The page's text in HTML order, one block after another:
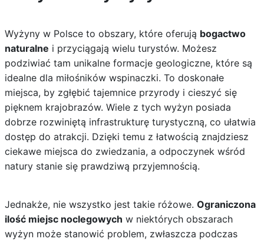
Wyżyny w Polsce to obszary, które oferują bogactwo
naturalne i przyciągają wielu turystów. Możesz
podziwiać tam unikalne formacje geologiczne, które są
idealne dla miłośników wspinaczki. To doskonałe
miejsca, by zgłębić tajemnice przyrody i cieszyć się
pięknem krajobrazów. Wiele z tych wyżyn posiada
dobrze rozwiniętą infrastrukturę turystyczną, co ułatwia
dostęp do atrakcji. Dzięki temu z łatwością znajdziesz
ciekawe miejsca do zwiedzania, a odpoczynek wśród
natury stanie się prawdziwą przyjemnością.
Jednakże, nie wszystko jest takie różowe. Ograniczona
ilość miejsc noclegowych w niektórych obszarach
wyżyn może stanowić problem, zwłaszcza podczas